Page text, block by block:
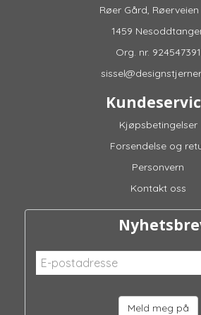
Røer Gård, Røerveien
1459
Org. nr. 924547391
Kjøpsbetingelser
Forsendelse og
Personvern
Kontakt oss
Meld meg på